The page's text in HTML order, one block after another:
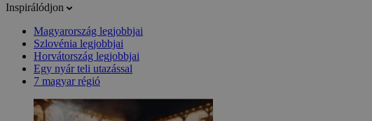
Inspirálódjon
Magyarország legjobbjai
Szlovénia legjobbjai
Horvátország legjobbjai
Egy nyár teli utazással
7 magyar régió